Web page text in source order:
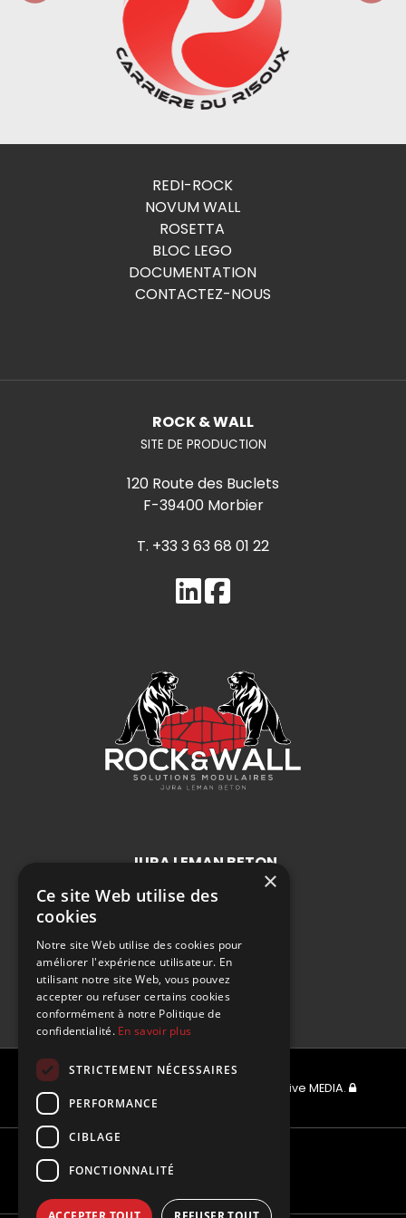
REDI-ROCK
NOVUM WALL
ROSETTA
BLOC LEGO
DOCUMENTATION
CONTACTEZ-NOUS
ROCK & WALL
SITE DE PRODUCTION
120 Route des Buclets
F-39400 Morbier
T. +33 3 63 68 01 22
JURA LEMAN BETON
BUREAUX ADMINISTRATIFS
F-01170 Gex
T. +33 4 50 20 82 22
Interactive MEDIA.
×
Ce site Web utilise des
cookies
Notre site Web utilise des cookies pour
améliorer l'expérience utilisateur. En
utilisant notre site Web, vous pouvez
accepter ou refuser certains cookies
conformément à notre Politique de
confidentialité. En savoir plus
STRICTEMENT NÉCESSAIRES
PERFORMANCE
CIBLAGE
FONCTIONNALITÉ